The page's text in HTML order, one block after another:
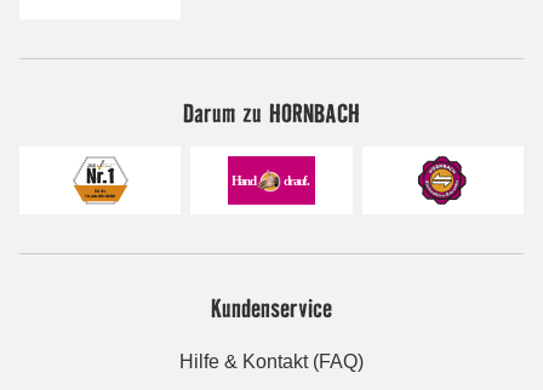
Darum zu HORNBACH
Kundenservice
Hilfe & Kontakt (FAQ)